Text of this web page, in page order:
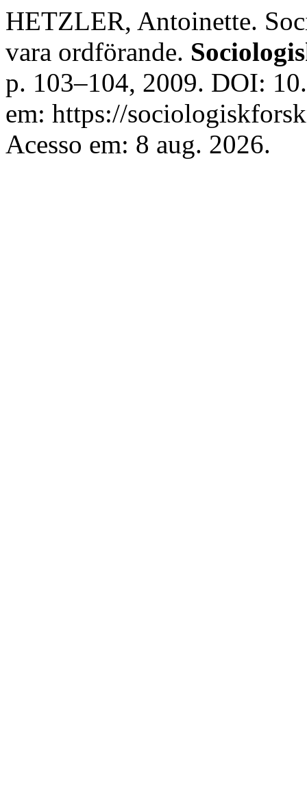
HETZLER, Antoinette.
vara ordförande.
p. 103–104, 2009. DOI:
em: https://
Acesso em: 8 aug. 2026.